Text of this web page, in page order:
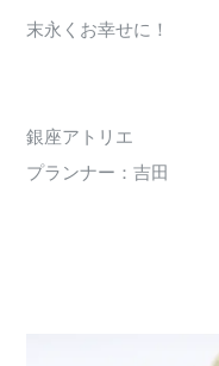
末永くお幸せに！
銀座アトリエ
プランナー：吉田